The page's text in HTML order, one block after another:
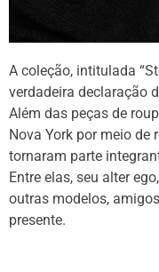
A coleção, intitulada
verdadeira declaração
Além das peças de
Nova York por meio de
tornaram parte
Entre elas, seu alter
outras modelos,
presente.